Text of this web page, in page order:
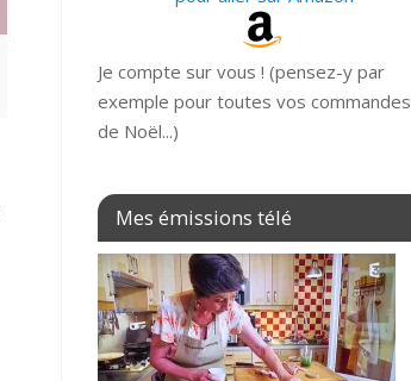
Je compte sur vous ! (pensez-y par
exemple pour toutes vos commandes
de Noël...)
Mes émissions télé